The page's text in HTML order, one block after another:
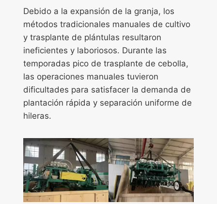
Debido a la expansión de la granja, los
métodos tradicionales manuales de cultivo
y trasplante de plántulas resultaron
ineficientes y laboriosos. Durante las
temporadas pico de trasplante de cebolla,
las operaciones manuales tuvieron
dificultades para satisfacer la demanda de
plantación rápida y separación uniforme de
hileras.